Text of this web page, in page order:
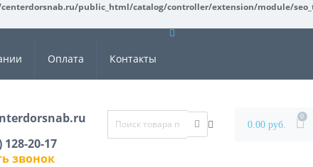
public_html/catalog/controller/extension/module/
Оплата Контакты
128-20-17
звонок
0.00 руб.
0